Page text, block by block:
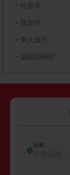
・ 松原市
・ 箕面市
・ 東大阪市
・ 泉南郡岬町
出発